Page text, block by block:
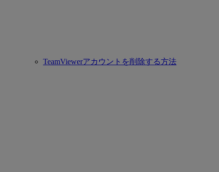
TeamViewerアカウントを削除する方法